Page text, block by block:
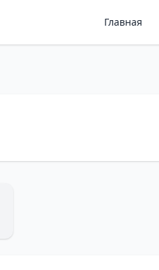
Главная